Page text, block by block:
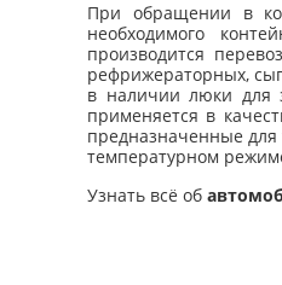
При обращении в
необходимого
производится
рефрижераторных,
в наличии люки для
применяется в
предназначенные для
температурном
Узнать всё об